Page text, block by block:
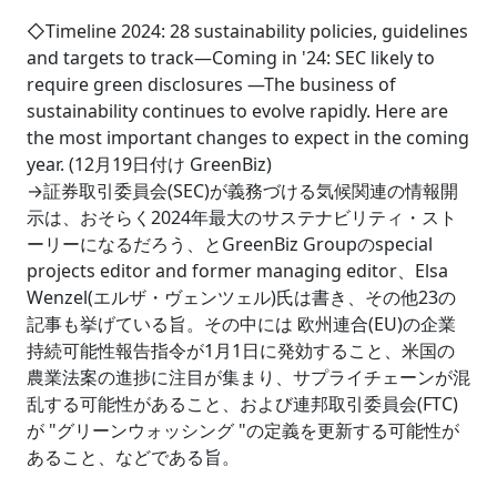
◇Timeline 2024: 28 sustainability policies, guidelines
and targets to track―Coming in '24: SEC likely to
require green disclosures ―The business of
sustainability continues to evolve rapidly. Here are
the most important changes to expect in the coming
year. (12月19日付け GreenBiz)
→証券取引委員会(SEC)が義務づける気候関連の情報開
示は、おそらく2024年最大のサステナビリティ・スト
ーリーになるだろう、とGreenBiz Groupのspecial
projects editor and former managing editor、Elsa
Wenzel(エルザ・ヴェンツェル)氏は書き、その他23の
記事も挙げている旨。その中には 欧州連合(EU)の企業
持続可能性報告指令が1月1日に発効すること、米国の
農業法案の進捗に注目が集まり、サプライチェーンが混
乱する可能性があること、および連邦取引委員会(FTC)
が "グリーンウォッシング "の定義を更新する可能性が
あること、などである旨。